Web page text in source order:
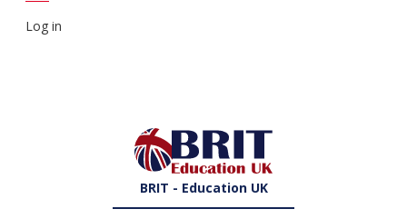
Log in
BRIT - Education UK